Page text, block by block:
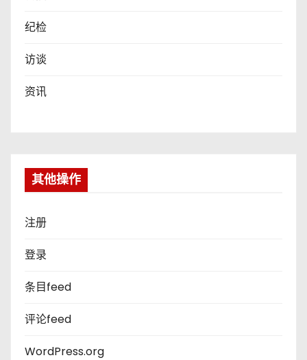
纪检
访谈
资讯
其他操作
注册
登录
条目feed
评论feed
WordPress.org